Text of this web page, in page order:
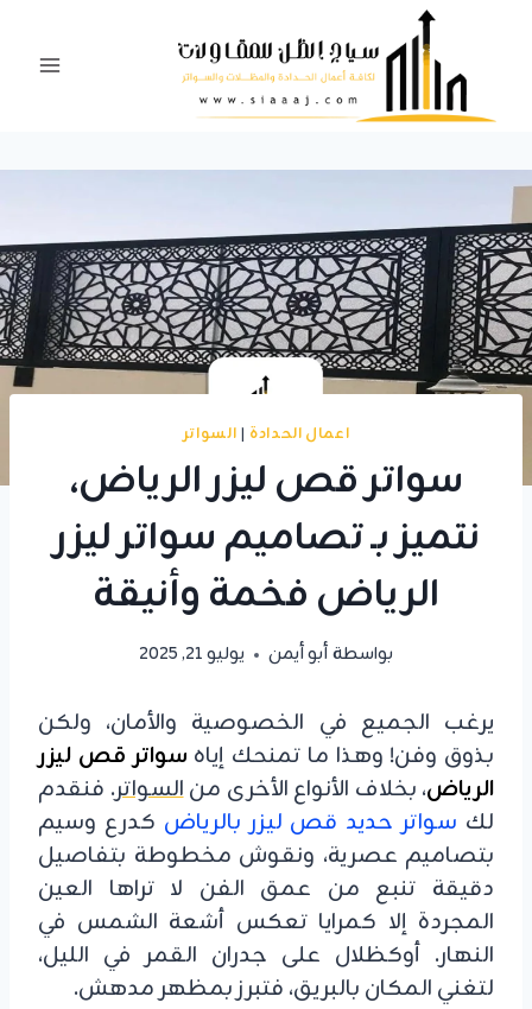
المحتوى
اعمال الحدادة |السواتر
سواتر قص ليزر الرياض،
نتميز بـ تصاميم سواتر ليزر
الرياض فخمة وأنيقة
بواسطةأبو أيمن يوليو 21, 2025
يرغب الجميع في الخصوصية والأمان، ولكن
بذوق وفن! وهذا ما تمنحك إياه سواتر قص ليزر
الرياض، بخلاف الأنواع الأخرى منالسواتر. فنقدم
لك سواتر حديد قص ليزر بالرياض كدرع وسيم
بتصاميم عصرية، ونقوش مخطوطة بتفاصيل
دقيقة تنبع من عمق الفن لا تراها العين
المجردة إلا كمرايا تعكس أشعة الشمس في
النهار. أوكظلال على جدران القمر في الليل،
لتغني المكان بالبريق، فتبرز بمظهر مدهش.